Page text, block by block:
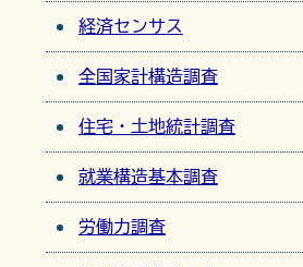
経済センサス
全国家計構造調査
住宅・土地統計調査
就業構造基本調査
労働力調査